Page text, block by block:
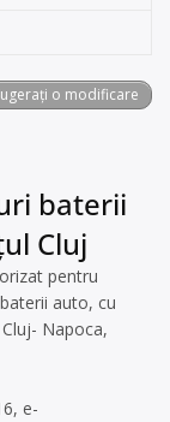
o modificare
baterii
Cluj
pentru
auto, cu
Napoca,
e-